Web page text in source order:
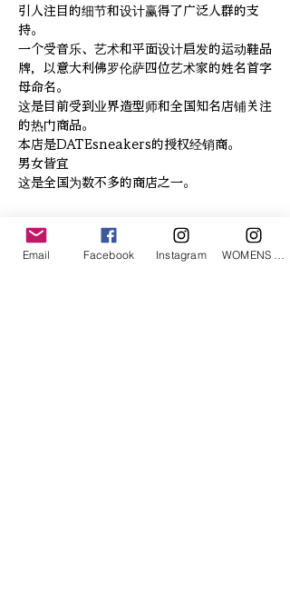
引人注目的细节和设计赢得了广泛人群的支
持。
一个受音乐、艺术和平面设计启发的运动鞋品
牌，以意大利佛罗伦萨四位艺术家的姓名首字
母命名。
这是目前受到业界造型师和全国知名店铺关注
的热门商品。
本店是DATEsneakers的授权经销商。
男女皆宜
这是全国为数不多的商店之一。
相關產品
Email Facebook Instagram